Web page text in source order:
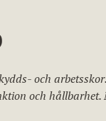
och
och hållbarhet.